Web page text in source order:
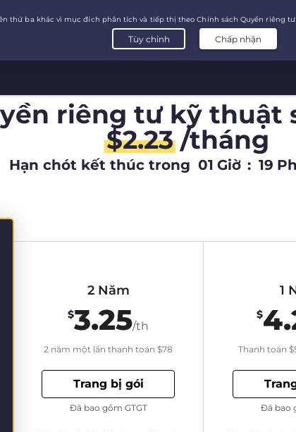
riêng tư kỹ thuật
$2.23/tháng
Hạn chót kết thúc trong 01 Giờ : 19
2 Năm
$3.25/th
2 năm một lần thanh toán$78
Trang bị gói
Đã bao gồm GTGT
1
$
Thanh toán
Đã bao